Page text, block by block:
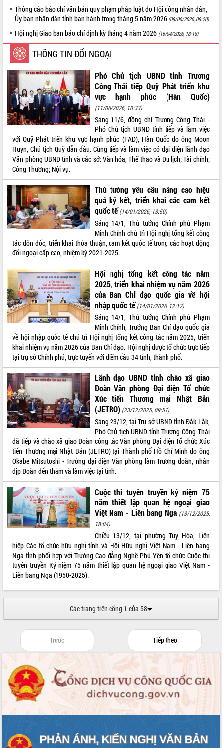
VIDEO
Trailer Lễ hội Sầu riêng Đắk Lắk năm
2026
Khám bệnh, cấp phát thuốc miễn phí
và tặng quà người dân xã Cư Pui
Hội nghị UBND tỉnh Đắk Lắk thường kỳ
tháng 7/2026
Nam Anh hùng” và trao Huân chương
Lao động
UBND tỉnh Đắk Lắk triển khai nhiệm
vụ 6 tháng cuối năm 2026
Kỳ họp thứ Hai, Hội đồng nhân dân
tỉnh khóa XI quyết nghị nhiều nội dung
quan trọng
Bí thư Tỉnh ủy Lương Nguyễn Minh
Triết thăm, tặng quà người có công với
cách mạng
Rà soát, hoàn thiện hệ thống thiết chế
văn hóa, thể thao đáp ứng yêu cầu
phát triển mới
Thường trực HĐND tỉnh Đắk Lắk gặp
mặt Đoàn chuyên gia y tế TP. Hồ Chí
Lễ truy điệu và an táng hài cốt liệt sĩ
tại Nghĩa trang Liệt sĩ xã Sơn Hòa
Bàn giải pháp tháo gỡ khó khăn trong
xuất khẩu sầu riêng và triển khai quy
định EUDR
Thứ trưởng Bộ Nông nghiệp và Môi
trường Nguyễn Hoàng Hiệp khảo sát
vùng trồng và doanh nghiệp đóng gói
sầu riêng tại Đắk Lắk
Trình diễn nghệ thuật chế biến các
món ăn từ sầu riêng
Đắk Lắk công bố Quy hoạch và xúc
tiến đầu tư tỉnh
Diễn đàn Kinh tế tư nhân Việt Nam đột
phá cơ chế - Hợp tác công tư
Đề án 06 tạo bước ngoặt đột phá trong
cải cách hành chính tỉnh Đắk Lắk
Kết nối tour, đẩy mạnh chuyển đổi số
để phát triển du lịch Đắk Lắk
Khởi động Dự án Đầu tư xây dựng hạ
tầng kỹ thuật Cụm công nghiệp Tân
Tiến
Gặp mặt các cơ quan báo chí nhân Kỷ
niệm 101 năm Ngày Báo chí Cách
Đắk Lắk sơ kết 4 năm triển khai thực
ALBUM ẢNH
LIÊN KẾT WEB
THỐNG KÊ TRUY CẬP
Tất cả: 66144673
Thông cáo báo chí văn bản quy phạm pháp luật do Hội đồng nhân dân,
Ủy ban nhân dân tỉnh ban hành trong tháng 5 năm 2026 (08/06/2026, 08:20)
Hội nghị Giao ban báo chí định kỳ tháng 4 năm 2026 (16/04/2026, 18:18)
THÔNG TIN ĐỐI NGOẠI
Phó Chủ tịch UBND tỉnh Trương
Công Thái tiếp Quỹ Phát triển khu
vực hạnh phúc (Hàn Quốc)
(11/06/2026, 10:33)
Sáng 11/6, đồng chí Trương Công Thái -
Phó Chủ tịch UBND tỉnh tiếp và làm việc
với Quỹ Phát triển khu vực hạnh phúc (FAD), Hàn Quốc do ông Moon
Huyn, Chủ tịch Quỹ dẫn đầu. Cùng tiếp và làm việc có đại diện lãnh đạo
Văn phòng UBND tỉnh và các sở: Văn hóa, Thể thao và Du lịch; Tài chính;
Công Thương; Nội vụ.
Thủ tướng yêu cầu nâng cao hiệu
quả ký kết, triển khai các cam kết
quốc tế (14/01/2026, 13:50)
Sáng 14/1, Thủ tướng Chính phủ Phạm
Minh Chính chủ trì Hội nghị tổng kết công
tác đôn đốc, triển khai thỏa thuận, cam kết quốc tế trong các hoạt động
đối ngoại cấp cao, nhiệm kỳ 2021-2025.
Hội nghị tổng kết công tác năm
2025, triển khai nhiệm vụ năm 2026
của Ban Chỉ đạo quốc gia về hội
nhập quốc tế (14/01/2026, 12:12)
Sáng 14/1, Thủ tướng Chính phủ Phạm
Minh Chính, Trưởng Ban Chỉ đạo quốc gia
về hội nhập quốc tế chủ trì Hội nghị tổng kết công tác năm 2025, triển
khai nhiệm vụ năm 2026 của Ban Chỉ đạo. Hội nghị được tổ chức trực tiếp
tại trụ sở Chính phủ, trực tuyến với điểm cầu 34 tỉnh, thành phố.
Lãnh đạo UBND tỉnh chào xã giao
Đoàn Văn phòng Đại diện Tổ chức
Xúc tiến Thương mại Nhật Bản
(JETRO) (23/12/2025, 09:57)
Sáng 23/12, tại Trụ sở UBND tỉnh Đắk Lắk,
Phó Chủ tịch UBND tỉnh Trương Công Thái
đã tiếp và chào xã giao Đoàn công tác Văn phòng Đại diện Tổ chức Xúc
tiến Thương mại Nhật Bản (JETRO) tại Thành phố Hồ Chí Minh do ông
Okabe Mitsutoshi - Trưởng đại diện Văn phòng làm Trưởng đoàn, nhân
dịp Đoàn đến thăm và làm việc tại tỉnh.
Cuộc thi tuyên truyền kỷ niệm 75
năm thiết lập quan hệ ngoại giao
Việt Nam - Liên bang Nga (13/12/2025,
18:04)
Chiều 13/12, tại phường Tuy Hòa, Liên
hiệp Các tổ chức hữu nghị tỉnh và Hội Hữu nghị Việt Nam - Liên bang
Nga tỉnh phối hợp với Trường Cao đẳng Nghề Phú Yên tổ chức Cuộc thi
tuyên truyền Kỷ niệm 75 năm thiết lập quan hệ ngoại giao Việt Nam -
Liên bang Nga (1950-2025).
Các trang trên cổng 1 của 58
Trước Tiếp theo